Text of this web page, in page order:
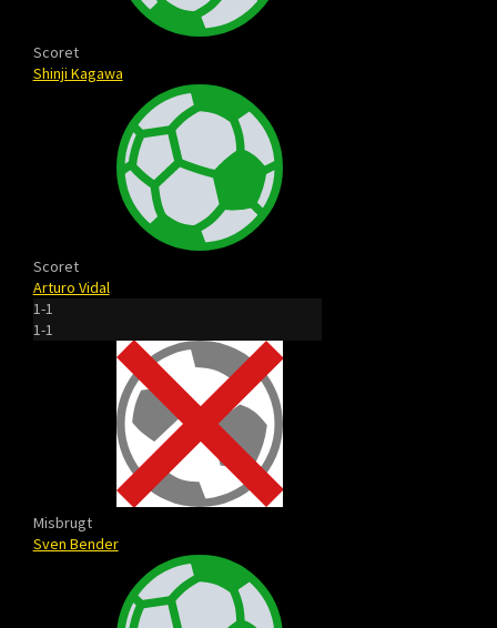
Scoret
Shinji Kagawa
Scoret
Arturo Vidal
1-1
1-1
Misbrugt
Sven Bender